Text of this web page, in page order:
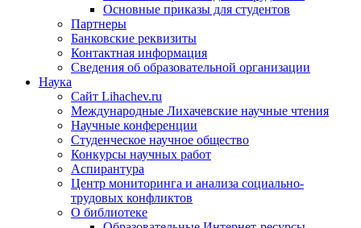
Основные приказы для студентов
Партнеры
Банковские реквизиты
Контактная информация
Сведения об образовательной организации
Наука
Сайт Lihachev.ru
Международные Лихачевские научные чтения
Научные конференции
Студенческое научное общество
Конкурсы научных работ
Аспирантура
Центр мониторинга и анализа социально-
трудовых конфликтов
О библиотеке